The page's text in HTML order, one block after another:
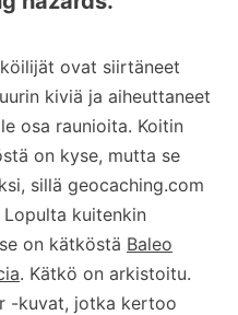
ovat siirtäneet
kiviä ja aiheuttaneet
osa raunioita. Koitin
on kyse, mutta se
sillä geocaching.com
kuitenkin
on kätköstä Baleo
. Kätkö on arkistoitu.
-kuvat, jotka kertoo